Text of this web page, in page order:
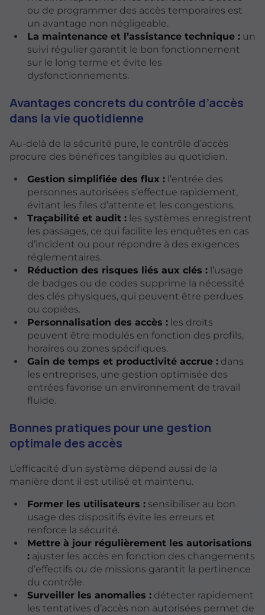
ou de programmer des accès temporaires est
un avantage non négligeable.
La maintenance et l’assistance technique :un
suivi régulier garantit le bon fonctionnement
sur le long terme et évite les
dysfonctionnements.
Avantages concrets du contrôle d’accès
dans la vie quotidienne
Au-delà de la sécurité pure, le contrôle d’accès
procure des bénéfices tangibles au quotidien.
Gestion simplifiée des flux :l’entrée des
personnes autorisées s’effectue rapidement,
évitant les files d’attente et les congestions.
Traçabilité et audit :les systèmes enregistrent
les passages, ce qui facilite les enquêtes en cas
d’incident ou pour répondre à des exigences
réglementaires.
Réduction des risques liés aux clés :l’usage
de badges ou de codes supprime la nécessité
des clés physiques, qui peuvent être perdues
ou copiées.
Personnalisation des accès :les droits
peuvent être modulés en fonction des profils,
horaires ou zones spécifiques.
Gain de temps et productivité accrue :dans
les entreprises, une gestion optimisée des
entrées favorise un environnement de travail
fluide.
Bonnes pratiques pour une gestion
optimale des accès
L’efficacité d’un système dépend aussi de la
manière dont il est utilisé et maintenu.
Former les utilisateurs :sensibiliser au bon
usage des dispositifs évite les erreurs et
renforce la sécurité.
Mettre à jour régulièrement les autorisations
:ajuster les accès en fonction des changements
d’effectifs ou de missions garantit la pertinence
du contrôle.
Surveiller les anomalies :détecter rapidement
les tentatives d’accès non autorisées permet de